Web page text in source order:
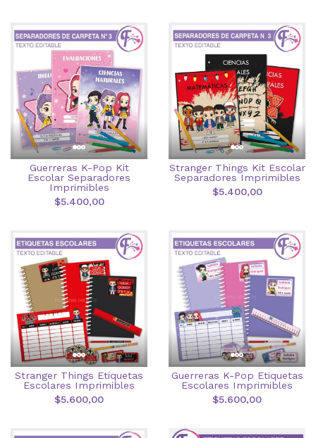
Guerreras K-Pop Kit
Escolar Separadores
Imprimibles
$5.400,00
Stranger Things Kit Escolar
Separadores Imprimibles
$5.400,00
Stranger Things Etiquetas
Escolares Imprimibles
$5.600,00
Guerreras K-Pop Etiquetas
Escolares Imprimibles
$5.600,00